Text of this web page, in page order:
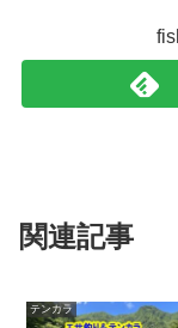
関連記事
テンカラ